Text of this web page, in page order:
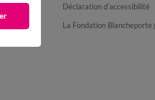
Déclaration d’accessibilité
La Fondation Blancheporte